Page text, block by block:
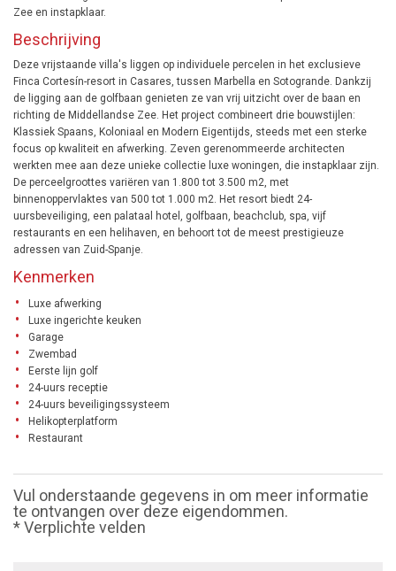
Zee en instapklaar.
Beschrijving
Deze vrijstaande villa's liggen op individuele percelen in het exclusieve
Finca Cortesín-resort in Casares, tussen Marbella en Sotogrande. Dankzij
de ligging aan de golfbaan genieten ze van vrij uitzicht over de baan en
richting de Middellandse Zee. Het project combineert drie bouwstijlen:
Klassiek Spaans, Koloniaal en Modern Eigentijds, steeds met een sterke
focus op kwaliteit en afwerking. Zeven gerenommeerde architecten
werkten mee aan deze unieke collectie luxe woningen, die instapklaar zijn.
De perceelgroottes variëren van 1.800 tot 3.500 m2, met
binnenoppervlaktes van 500 tot 1.000 m2. Het resort biedt 24-
uursbeveiliging, een palataal hotel, golfbaan, beachclub, spa, vijf
restaurants en een helihaven, en behoort tot de meest prestigieuze
adressen van Zuid-Spanje.
Kenmerken
Luxe afwerking
Luxe ingerichte keuken
Garage
Zwembad
Eerste lijn golf
24-uurs receptie
24-uurs beveiligingssysteem
Helikopterplatform
Restaurant
Vul onderstaande gegevens in om meer informatie
te ontvangen over deze eigendommen.
* Verplichte velden